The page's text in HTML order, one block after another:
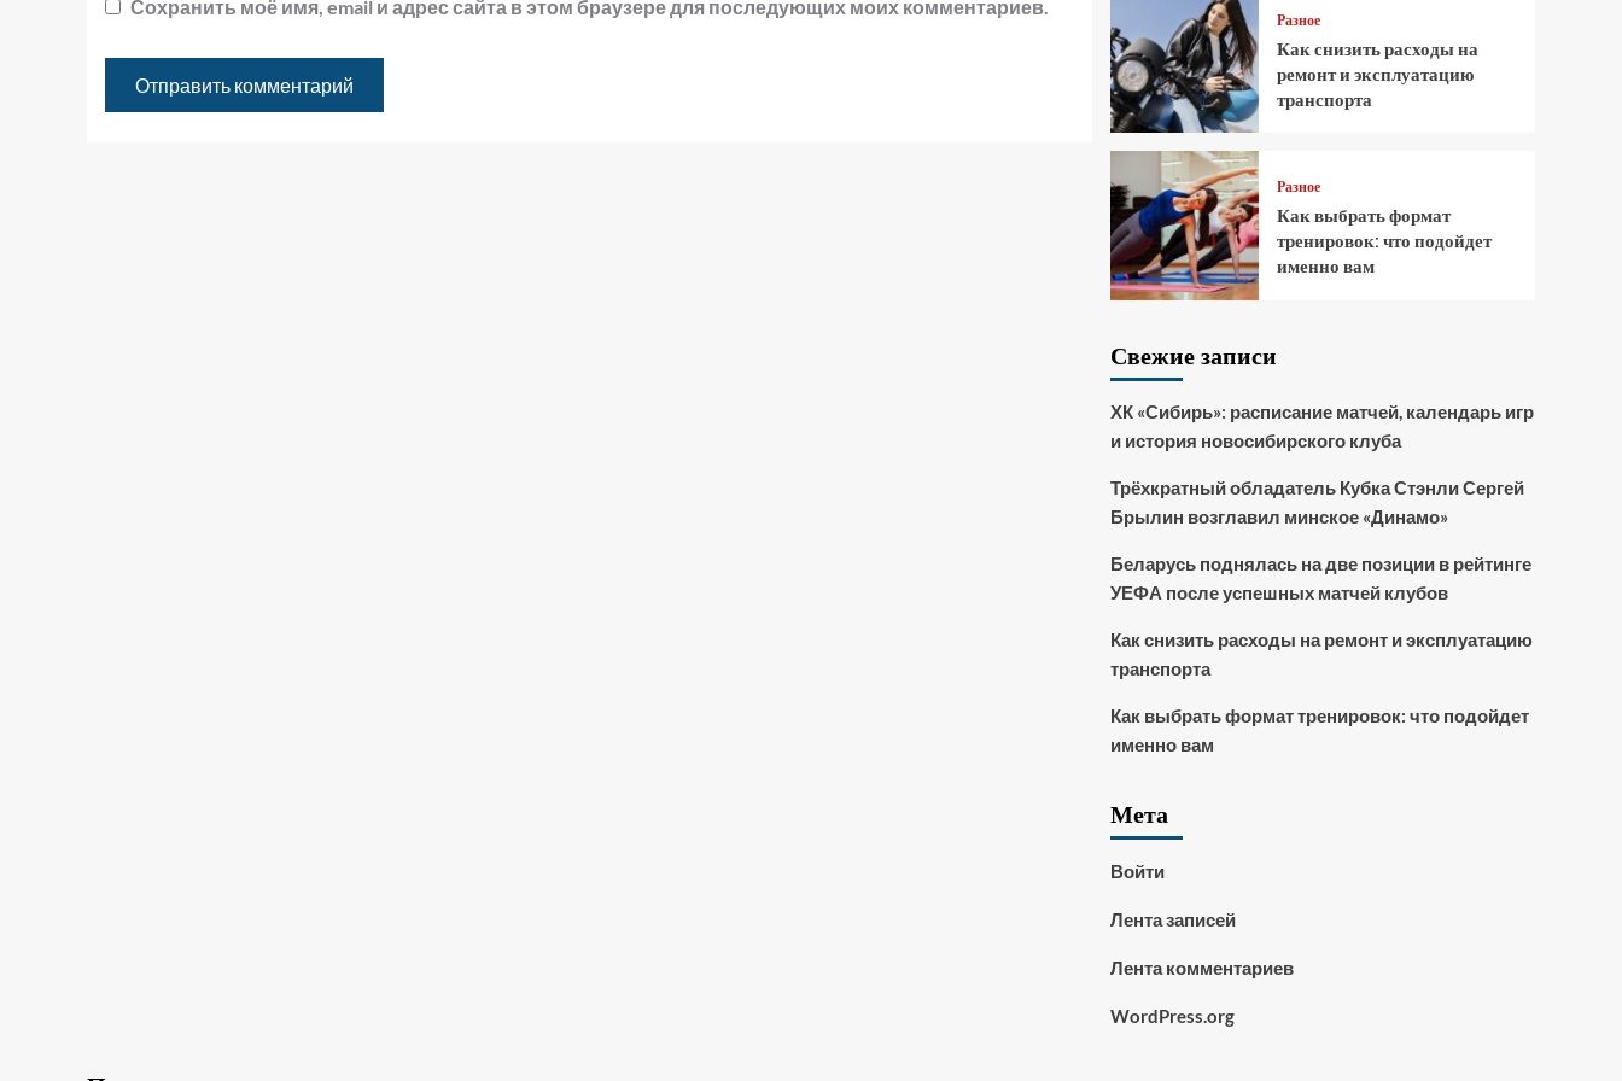
Сохранить моё имя, email и адрес сайта в этом браузере для последующих моих комментариев.
Разное
Как снизить расходы на
ремонт и эксплуатацию
транспорта
Разное
Как выбрать формат
тренировок: что подойдет
именно вам
Свежие записи
ХК «Сибирь»: расписание матчей, календарь игр
и история новосибирского клуба
Трёхкратный обладатель Кубка Стэнли Сергей
Брылин возглавил минское «Динамо»
Беларусь поднялась на две позиции в рейтинге
УЕФА после успешных матчей клубов
Как снизить расходы на ремонт и эксплуатацию
транспорта
Как выбрать формат тренировок: что подойдет
именно вам
Мета
Войти
Лента записей
Лента комментариев
WordPress.org